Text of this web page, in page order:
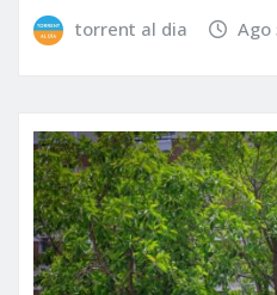
torrent al dia Ago